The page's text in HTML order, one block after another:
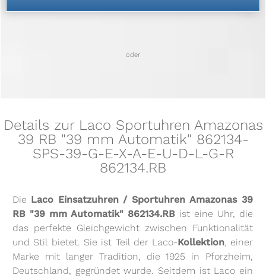
oder
Details zur Laco Sportuhren Amazonas
39 RB "39 mm Automatik" 862134-
SPS-39-G-E-X-A-E-U-D-L-G-R
862134.RB
Die Laco Einsatzuhren / Sportuhren Amazonas 39
RB "39 mm Automatik" 862134.RB ist eine Uhr, die
das perfekte Gleichgewicht zwischen Funktionalität
und Stil bietet. Sie ist Teil der Laco-Kollektion, einer
Marke mit langer Tradition, die 1925 in Pforzheim,
Deutschland, gegründet wurde. Seitdem ist Laco ein